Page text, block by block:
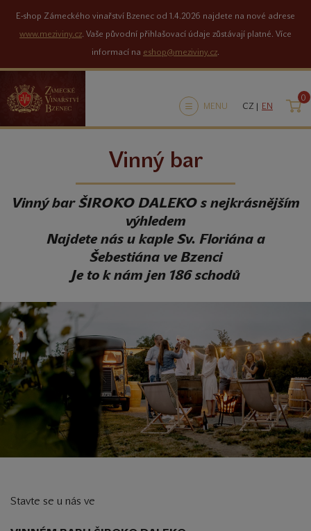
E-shop Zámeckého vinařství Bzenec od 1.4.2026 najdete na nové adrese
www.meziviny.cz. Vaše původní přihlašovací údaje zůstávají platné. Více
informací na eshop@meziviny.cz.
MENU CZ | EN
0
Vinný bar
Vinný bar ŠIROKO DALEKO s nejkrásnějším
výhledem
Najdete nás u kaple Sv. Floriána a
Šebestiána ve Bzenci
Je to k nám jen 186 schodů
Stavte se u nás ve